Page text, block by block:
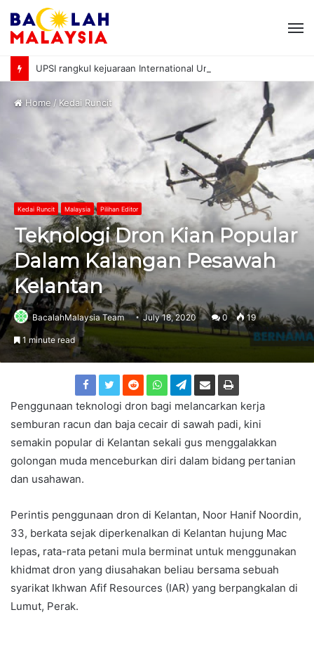
Home /Kedai Runcit
Kedai Runcit Malaysia Pilihan Editor
Teknologi Dron Kian Popular
Dalam Kalangan Pesawah
Kelantan
BacalahMalaysia Team July 18, 2020 0 19
1 minute read
Penggunaan teknologi dron bagi melancarkan kerja
semburan racun dan baja cecair di sawah padi, kini
semakin popular di Kelantan sekali gus menggalakkan
golongan muda menceburkan diri dalam bidang pertanian
dan usahawan.
Perintis penggunaan dron di Kelantan, Noor Hanif Noordin,
33, berkata sejak diperkenalkan di Kelantan hujung Mac
lepas, rata-rata petani mula berminat untuk menggunakan
khidmat dron yang diusahakan beliau bersama sebuah
syarikat Ikhwan Afif Resources (IAR) yang berpangkalan di
Lumut, Perak.